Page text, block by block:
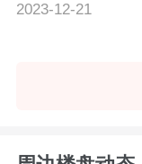
2023-12-21